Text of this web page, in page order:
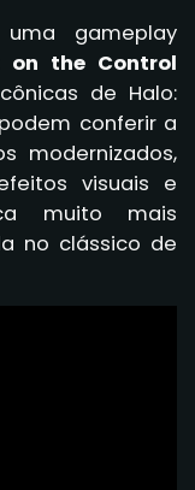
gameplay
on the Control
de Halo:
conferir a
modernizados,
visuais e
muito mais
no clássico de